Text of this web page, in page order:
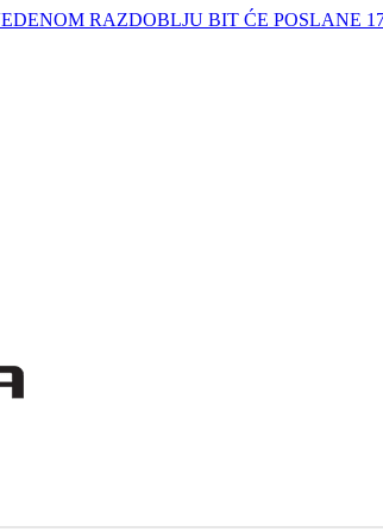
RAZDOBLJU BIT ĆE POSLANE